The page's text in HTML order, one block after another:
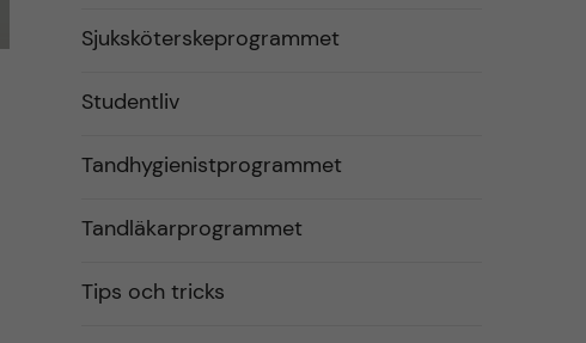
Sjuksköterskeprogrammet
Studentliv
Tandhygienistprogrammet
Tandläkarprogrammet
Tips och tricks